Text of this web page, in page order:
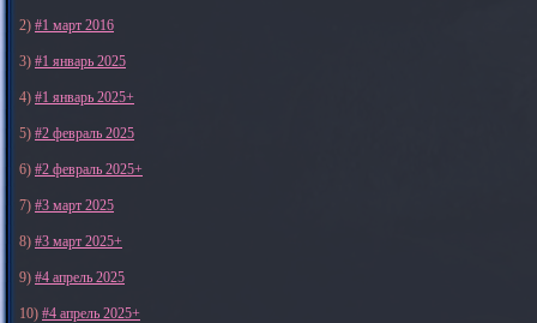
2) #1 март 2016
3) #1 январь 2025
4) #1 январь 2025+
5) #2 февраль 2025
6) #2 февраль 2025+
7) #3 март 2025
8) #3 март 2025+
9) #4 апрель 2025
10) #4 апрель 2025+